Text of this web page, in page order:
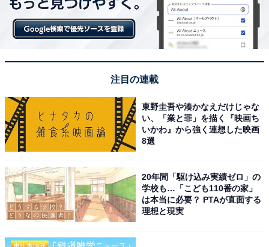
注目の連載
東野圭吾や湊かなえだけじゃな
い、「業と罪」を描く『映画ち
いかわ』から強く連想した映画
8選
20年間「駆け込み実績ゼロ」の
学校も…「こども110番の家」
は本当に必要？ PTAが直面する
理想と現実